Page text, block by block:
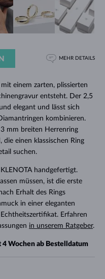
einem zarten, plissierten
entsteht. Der 2,5
elegant und lässt sich
kombinieren.
mm breiten Herrenring
einen klassischen Ring
suchen.
handgefertigt.
müssen, ist die erste
Erhalt des Rings
in einer eleganten
Erfahren
in unserem Ratgeber.
Wochen ab Bestelldatum
MEHR DETAILS